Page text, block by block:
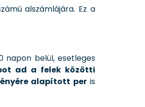
alszámlájára. Ez a
napon belül, esetleges
ad a felek közötti
alapított peris